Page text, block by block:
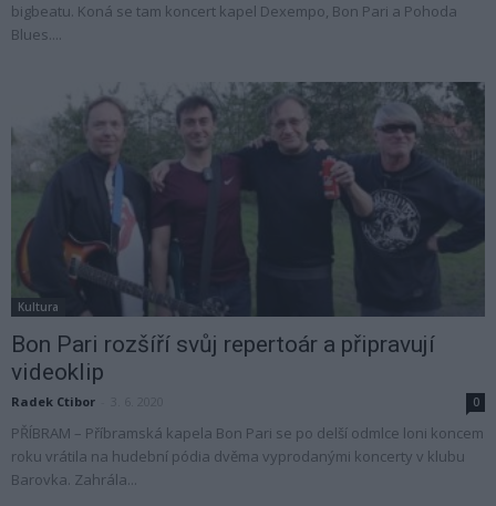
bigbeatu. Koná se tam koncert kapel Dexempo, Bon Pari a Pohoda
Blues....
Kultura
Bon Pari rozšíří svůj repertoár a připravují
videoklip
Radek Ctibor 0
PŘÍBRAM – Příbramská kapela Bon Pari se po delší odmlce loni koncem
roku vrátila na hudební pódia dvěma vyprodanými koncerty v klubu
Barovka. Zahrála...